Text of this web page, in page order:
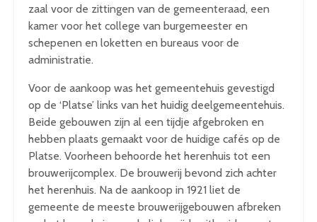
zaal voor de zittingen van de gemeenteraad, een
kamer voor het college van burgemeester en
schepenen en loketten en bureaus voor de
administratie.
Voor de aankoop was het gemeentehuis gevestigd
op de ‘Platse’ links van het huidig deelgemeentehuis.
Beide gebouwen zijn al een tijdje afgebroken en
hebben plaats gemaakt voor de huidige cafés op de
Platse. Voorheen behoorde het herenhuis tot een
brouwerijcomplex. De brouwerij bevond zich achter
het herenhuis. Na de aankoop in 1921 liet de
gemeente de meeste brouwerijgebouwen afbreken